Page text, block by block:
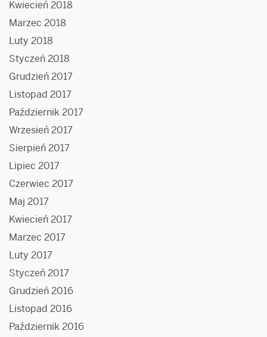
Kwiecień 2018
Marzec 2018
Luty 2018
Styczeń 2018
Grudzień 2017
Listopad 2017
Październik 2017
Wrzesień 2017
Sierpień 2017
Lipiec 2017
Czerwiec 2017
Maj 2017
Kwiecień 2017
Marzec 2017
Luty 2017
Styczeń 2017
Grudzień 2016
Listopad 2016
Październik 2016